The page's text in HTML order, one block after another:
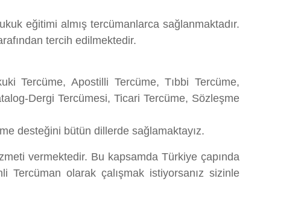
eğitimi almış tercümanlarca sağlanmaktadır.
tercih edilmektedir.
Tercüme, Apostilli Tercüme, Tıbbi Tercüme,
Dergi Tercümesi, Ticari Tercüme, Sözleşme
desteğini bütün dillerde sağlamaktayız.
vermektedir. Bu kapsamda Türkiye çapında
olarak çalışmak istiyorsanız sizinle